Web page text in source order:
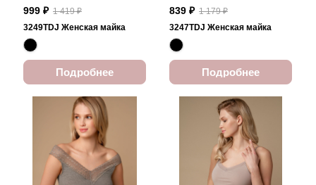
999 ₽ 1 419 ₽
3249TDJ Женская майка
Подробнее
839 ₽ 1 179 ₽
3247TDJ Женская майка
Подробнее